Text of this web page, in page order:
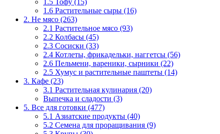
1.5 Тофу (15)
1.6 Растительные сыры (16)
2. Не мясо (263)
2.1 Растительное мясо (93)
2.2 Колбасы (45)
2.3 Сосиски (33)
2.4 Котлеты, фрикадельки, наггетсы (56)
2.6 Пельмени, вареники, сырники (22)
2.5 Хумус и растительные паштеты (14)
3. Кафе (23)
3.1 Растительная кулинария (20)
Выпечка и сладости (3)
5. Все для готовки (477)
5.1 Азиатские продукты (40)
5.2 Семена для проращивания (9)